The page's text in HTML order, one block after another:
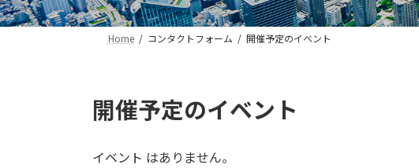
Home コンタクトフォーム 開催予定のイベント
開催予定のイベント
イベント はありません。